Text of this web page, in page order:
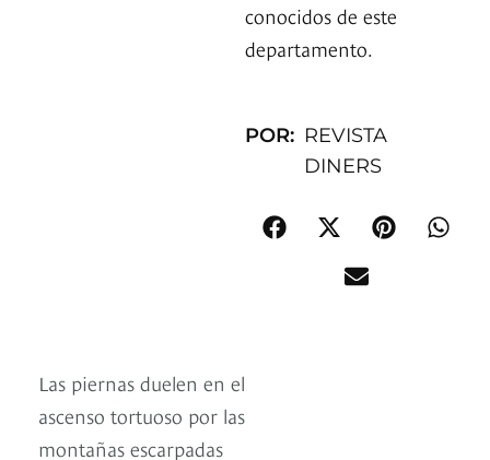
conocidos de este
departamento.
POR: REVISTA
DINERS
Las piernas duelen en el
ascenso tortuoso por las
montañas escarpadas